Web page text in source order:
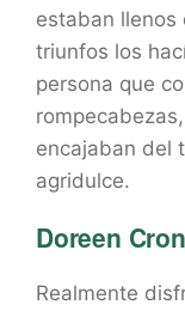
estaban llenos
triunfos los
persona que
encajaban del
agridulce.
Doreen
Realmente